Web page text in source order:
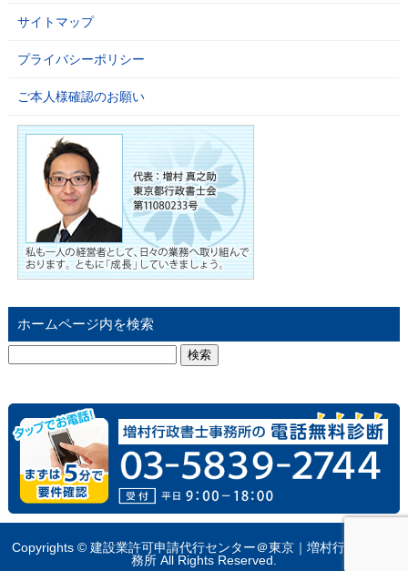
サイトマップ
プライバシーポリシー
ご本人様確認のお願い
ホームページ内を検索
Copyrights © 建設業許可申請代行センター＠東京｜増村行政書士事
務所 All Rights Reserved.